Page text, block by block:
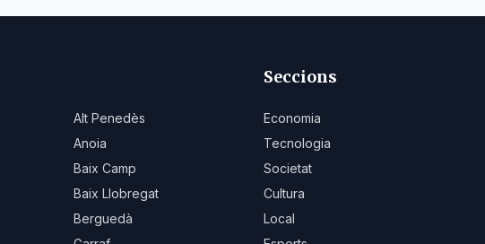
Alt Penedès
Anoia
Baix Camp
Baix Llobregat
Berguedà
Seccions
Economia
Tecnologia
Societat
Cultura
Local